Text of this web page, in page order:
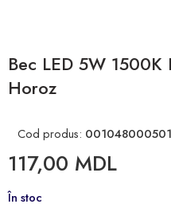
Bec LED 5W 1500K
Horoz
Cod produs: 001048000501
117,00 MDL
În stoc